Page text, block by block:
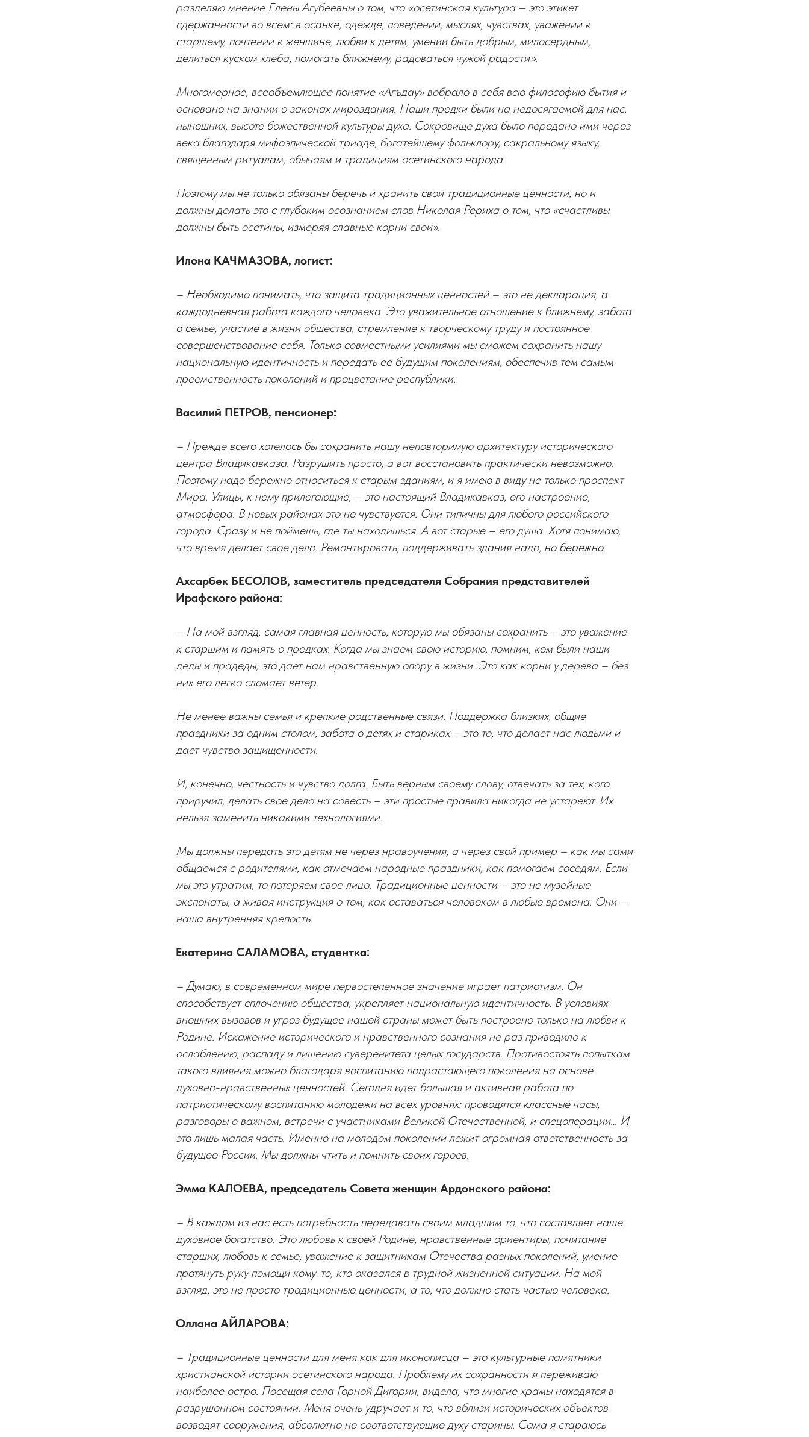
разделяю мнение Елены Агубеевны о том, что «осетинская культура – это этикет
сдержанности во всем: в осанке, одежде, поведении, мыслях, чувствах, уважении к
старшему, почтении к женщине, любви к детям, умении быть добрым, милосердным,
делиться куском хлеба, помогать ближнему, радоваться чужой радости».
Многомерное, всеобъемлющее понятие «Агъдау» вобрало в себя всю философию бытия и
основано на знании о законах мироздания. Наши предки были на недосягаемой для нас,
нынешних, высоте божественной культуры духа. Сокровище духа было передано ими через
века благодаря мифоэпической триаде, богатейшему фольклору, сакральному языку,
священным ритуалам, обычаям и традициям осетинского народа.
Поэтому мы не только обязаны беречь и хранить свои традиционные ценности, но и
должны делать это с глубоким осознанием слов Николая Рериха о том, что «счастливы
должны быть осетины, измеряя славные корни свои».
Илона КАЧМАЗОВА, логист:
– Необходимо понимать, что защита традиционных ценностей – это не декларация, а
каждодневная работа каждого человека. Это уважительное отношение к ближнему, забота
о семье, участие в жизни общества, стремление к творческому труду и постоянное
совершенствование себя. Только совместными усилиями мы сможем сохранить нашу
национальную идентичность и передать ее будущим поколениям, обеспечив тем самым
преемственность поколений и процветание республики.
Василий ПЕТРОВ, пенсионер:
– Прежде всего хотелось бы сохранить нашу неповторимую архитектуру исторического
центра Владикавказа. Разрушить просто, а вот восстановить практически невозможно.
Поэтому надо бережно относиться к старым зданиям, и я имею в виду не только проспект
Мира. Улицы, к нему прилегающие, – это настоящий Владикавказ, его настроение,
атмосфера. В новых районах это не чувствуется. Они типичны для любого российского
города. Сразу и не поймешь, где ты находишься. А вот старые – его душа. Хотя понимаю,
что время делает свое дело. Ремонтировать, поддерживать здания надо, но бережно.
Ахсарбек БЕСОЛОВ, заместитель председателя Собрания представителей
Ирафского района:
– На мой взгляд, самая главная ценность, которую мы обязаны сохранить – это уважение
к старшим и память о предках. Когда мы знаем свою историю, помним, кем были наши
деды и прадеды, это дает нам нравственную опору в жизни. Это как корни у дерева – без
них его легко сломает ветер.
Не менее важны семья и крепкие родственные связи. Поддержка близких, общие
праздники за одним столом, забота о детях и стариках – это то, что делает нас людьми и
дает чувство защищенности.
И, конечно, честность и чувство долга. Быть верным своему слову, отвечать за тех, кого
приручил, делать свое дело на совесть – эти простые правила никогда не устареют. Их
нельзя заменить никакими технологиями.
Мы должны передать это детям не через нравоучения, а через свой пример – как мы сами
общаемся с родителями, как отмечаем народные праздники, как помогаем соседям. Если
мы это утратим, то потеряем свое лицо. Традиционные ценности – это не музейные
экспонаты, а живая инструкция о том, как оставаться человеком в любые времена. Они –
наша внутренняя крепость.
Екатерина САЛАМОВА, студентка:
– Думаю, в современном мире первостепенное значение играет патриотизм. Он
способствует сплочению общества, укрепляет национальную идентичность. В условиях
внешних вызовов и угроз будущее нашей страны может быть построено только на любви к
Родине. Искажение исторического и нравственного сознания не раз приводило к
ослаблению, распаду и лишению суверенитета целых государств. Противостоять попыткам
такого влияния можно благодаря воспитанию подрастающего поколения на основе
духовно-нравственных ценностей. Сегодня идет большая и активная работа по
патриотическому воспитанию молодежи на всех уровнях: проводятся классные часы,
разговоры о важном, встречи с участниками Великой Отечественной, и спецоперации… И
это лишь малая часть. Именно на молодом поколении лежит огромная ответственность за
будущее России. Мы должны чтить и помнить своих героев.
Эмма КАЛОЕВА, председатель Совета женщин Ардонского района:
– В каждом из нас есть потребность передавать своим младшим то, что составляет наше
духовное богатство. Это любовь к своей Родине, нравственные ориентиры, почитание
старших, любовь к семье, уважение к защитникам Отечества разных поколений, умение
протянуть руку помощи кому-то, кто оказался в трудной жизненной ситуации. На мой
взгляд, это не просто традиционные ценности, а то, что должно стать частью человека.
Оллана АЙЛАРОВА:
– Традиционные ценности для меня как для иконописца – это культурные памятники
христианской истории осетинского народа. Проблему их сохранности я переживаю
наиболее остро. Посещая села Горной Дигории, видела, что многие храмы находятся в
разрушенном состоянии. Меня очень удручает и то, что вблизи исторических объектов
возводят сооружения, абсолютно не соответствующие духу старины. Сама я стараюсь